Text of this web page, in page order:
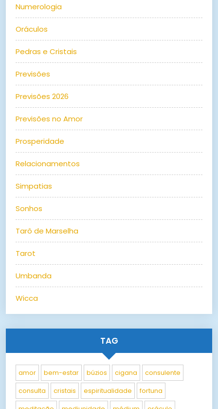
Numerologia
Oráculos
Pedras e Cristais
Previsões
Previsões 2026
Previsões no Amor
Prosperidade
Relacionamentos
Simpatias
Sonhos
Tarô de Marselha
Tarot
Umbanda
Wicca
TAG
amor bem-estar búzios cigana consulente
consulta cristais espiritualidade fortuna